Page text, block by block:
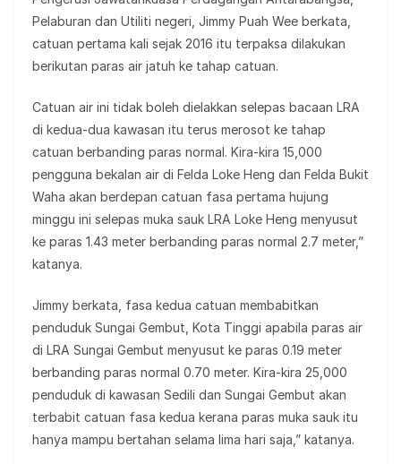
Pelaburan dan Utiliti negeri, Jimmy Puah Wee berkata,
catuan pertama kali sejak 2016 itu terpaksa dilakukan
berikutan paras air jatuh ke tahap catuan.
Catuan air ini tidak boleh dielakkan selepas bacaan LRA
di kedua-dua kawasan itu terus merosot ke tahap
catuan berbanding paras normal. Kira-kira 15,000
pengguna bekalan air di Felda Loke Heng dan Felda Bukit
Waha akan berdepan catuan fasa pertama hujung
minggu ini selepas muka sauk LRA Loke Heng menyusut
ke paras 1.43 meter berbanding paras normal 2.7 meter,”
katanya.
Jimmy berkata, fasa kedua catuan membabitkan
penduduk Sungai Gembut, Kota Tinggi apabila paras air
di LRA Sungai Gembut menyusut ke paras 0.19 meter
berbanding paras normal 0.70 meter. Kira-kira 25,000
penduduk di kawasan Sedili dan Sungai Gembut akan
terbabit catuan fasa kedua kerana paras muka sauk itu
hanya mampu bertahan selama lima hari saja,” katanya.